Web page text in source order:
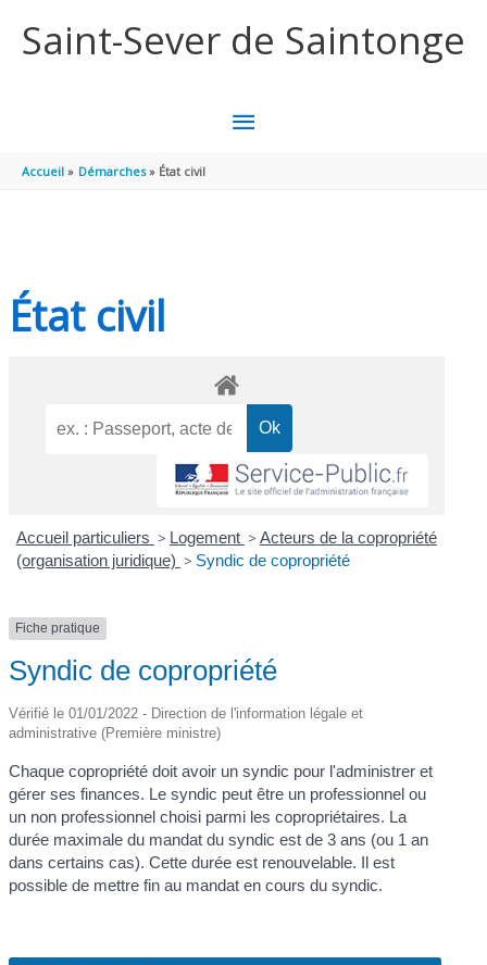
Saint-Sever de Saintonge
MENU
Accueil Démarches État civil
État civil
Accueil particuliers > Logement > Acteurs de la copropriété
(organisation juridique) > Syndic de copropriété
Fiche pratique
Syndic de copropriété
Vérifié le 01/01/2022 - Direction de l'information légale et
administrative (Première ministre)
Chaque copropriété doit avoir un syndic pour l'administrer et
gérer ses finances. Le syndic peut être un professionnel ou
un non professionnel choisi parmi les copropriétaires. La
durée maximale du mandat du syndic est de 3 ans (ou 1 an
dans certains cas). Cette durée est renouvelable. Il est
possible de mettre fin au mandat en cours du syndic.